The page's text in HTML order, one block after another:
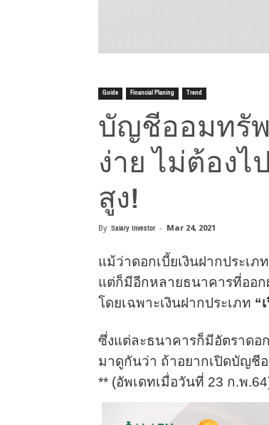
Guide Financial Planing Trend
บัญชีออมทรัพ
ง่าย ไม่ต้อง
สูง!
By Salary Investor - Mar 24, 2021
แม้ว่าดอกเบี้ยเงินฝากประเ
แต่ก็มีอีกหลายธนาคารที่ออ
โดยเฉพาะเงินฝากประเภท “
ซึ่งแต่ละธนาคารก็มีอัตราด
มาดูกันว่า ถ้าอยากเปิดบัญชี
** (อัพเดทเมื่อวันที่ 23 ก.พ